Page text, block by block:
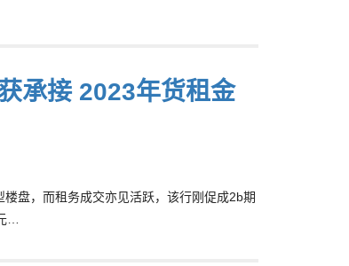
承接 2023年货租金
盘，而租务成交亦见活跃，该行刚促成2b期
…